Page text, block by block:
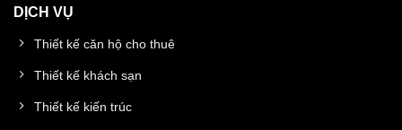
DỊCH VỤ
Thiết kế căn hộ cho thuê
Thiết kế khách sạn
Thiết kế kiến trúc